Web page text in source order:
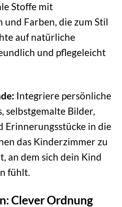
Stoffe mit
Farben, die zum Stil
auf natürliche
und pflegeleicht
Integriere persönliche
selbstgemalte Bilder,
Erinnerungsstücke in die
das Kinderzimmer zu
an dem sich dein Kind
fühlt.
Clever Ordnung